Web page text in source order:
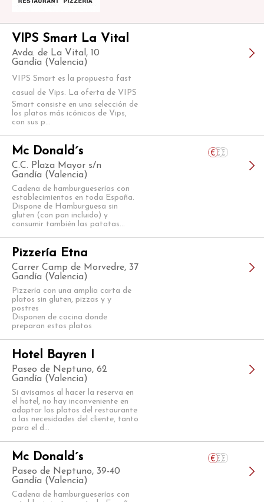
VIPS Smart La Vital
Avda. de La Vital, 10
Gandía (Valencia)
VIPS Smart es la propuesta fast
casual de Vips. La oferta de VIPS
Smart consiste en una selección de
los platos más icónicos de Vips,
con sus p...
Mc Donald´s
C.C. Plaza Mayor s/n
Gandía (Valencia)
Cadena de hamburgueserías con
establecimientos en toda España.
Dispone de Hamburguesa sin
gluten (con pan incluido) y
consumir también las patatas...
Pizzería Etna
Carrer Camp de Morvedre, 37
Gandía (Valencia)
Pizzería con una amplia carta de
platos sin gluten, pizzas y y
postres
Disponen de cocina donde
preparan estos platos
Hotel Bayren I
Paseo de Neptuno, 62
Gandía (Valencia)
Si avisamos al hacer la reserva en
el hotel, no hay inconveniente en
adaptar los platos del restaurante
a las necesidades del cliente, tanto
para el d...
Mc Donald´s
Paseo de Neptuno, 39-40
Gandía (Valencia)
Cadena de hamburgueserías con